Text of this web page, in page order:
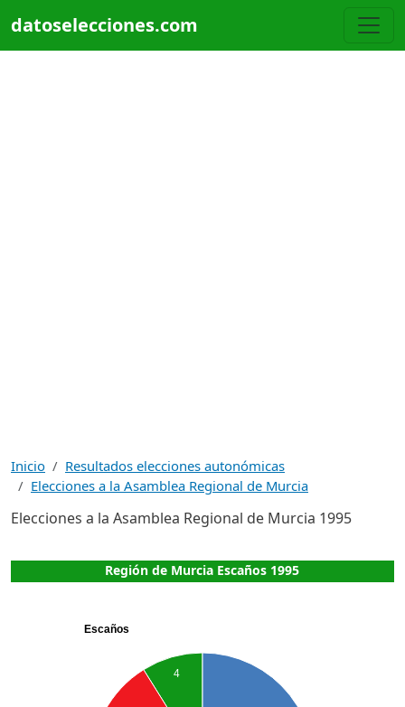
datoselecciones.com
Inicio
Resultados elecciones autonómicas
Elecciones a la Asamblea Regional de Murcia
Elecciones a la Asamblea Regional de Murcia 1995
Región de Murcia Escaños 1995
Escaños
4